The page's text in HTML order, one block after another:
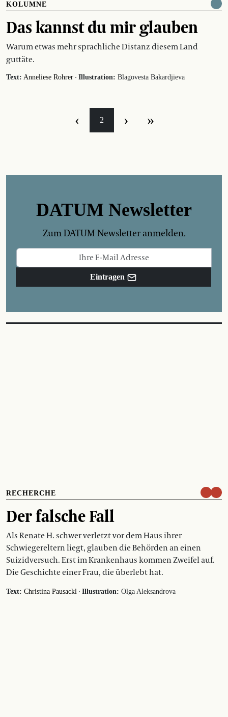
KOLUMNE
Das kannst du mir glauben
Warum etwas mehr sprachliche Distanz diesem Land
guttäte.
Text: Anneliese Rohrer · Illustration: Blagovesta Bakardjieva
‹ 2 › »
DATUM Newsletter
Zum DATUM Newsletter anmelden.
Eintragen
RECHERCHE
Der falsche Fall
Als Renate H. schwer verletzt vor dem Haus ihrer
Schwiegereltern liegt, glauben die Behörden an einen
Suizidversuch. Erst im Krankenhaus kommen Zweifel auf.
Die Geschichte einer Frau, die überlebt hat.
Text: Christina Pausackl · Illustration: Olga Aleksandrova